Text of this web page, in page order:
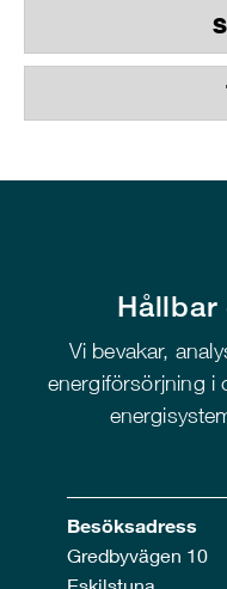
Hållbar
Vi bevakar,
energiförsörjning i
Besöksadress
Gredbyvägen 10